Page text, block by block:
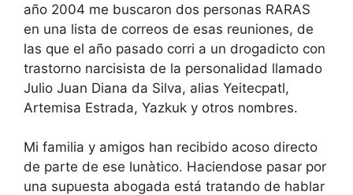
año 2004 me buscaron dos personas RARAS
en una lista de correos de esas reuniones, de
las que el año pasado corri a un drogadicto con
trastorno narcisista de la personalidad llamado
Julio Juan Diana da Silva, alias Yeitecpatl,
Artemisa Estrada, Yazkuk y otros nombres.
Mi familia y amigos han recibido acoso directo
de parte de ese lunàtico. Haciendose pasar por
una supuesta abogada está tratando de hablar